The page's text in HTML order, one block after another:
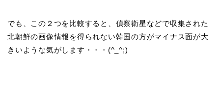
でも、この２つを比較すると、偵察衛星などで収集された
北朝鮮の画像情報を得られない韓国の方がマイナス面が大
きいような気がします・・・(^_^;)